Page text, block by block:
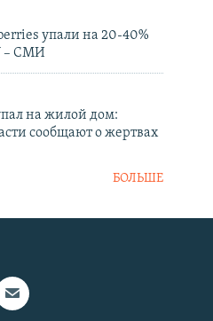
упали на 20-40%
– СМИ
на жилой дом:
сообщают о жертвах
БОЛЬШЕ